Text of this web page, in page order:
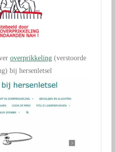
overprikkeling (verstoorde
bij hersenletsel